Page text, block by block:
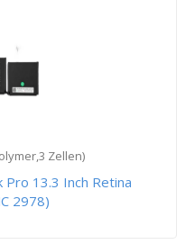
Zellen)
Pro 13.3 Inch Retina
2978)